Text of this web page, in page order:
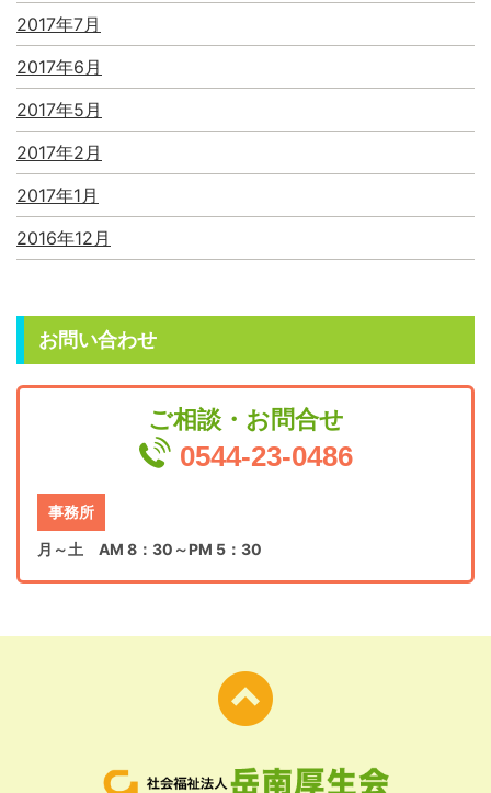
2017年7月
2017年6月
2017年5月
2017年2月
2017年1月
2016年12月
お問い合わせ
ご相談・お問合せ
0544-23-0486
事務所
月～土 AM 8：30～PM 5：30